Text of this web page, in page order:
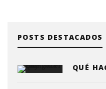
POSTS DESTACADOS
QUÉ